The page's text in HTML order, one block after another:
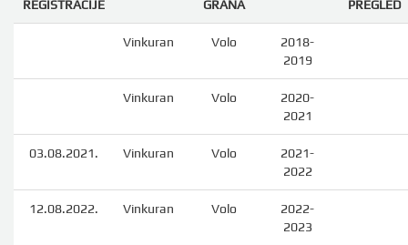
REGISTRACIJE
GRANA
PREGLED
Vinkuran Volo
2018-
2019
Vinkuran Volo
2020-
2021
03.08.2021. Vinkuran Volo
2021-
2022
12.08.2022. Vinkuran Volo
2022-
2023